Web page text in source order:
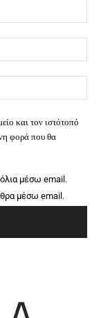
και τον ιστότοπό
φορά που θα
μέσω email.
μέσω email.